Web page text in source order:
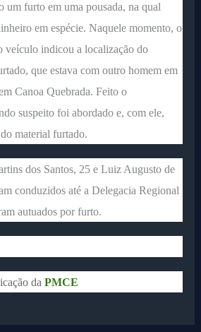
um furto em uma pousada, na qual
em espécie. Naquele momento, o
veículo indicou a localização do
que estava com outro homem em
Canoa Quebrada. Feito o
suspeito foi abordado e, com ele,
material furtado.
dos Santos, 25 e Luiz Augusto de
conduzidos até a Delegacia Regional
autuados por furto.
daPMCE